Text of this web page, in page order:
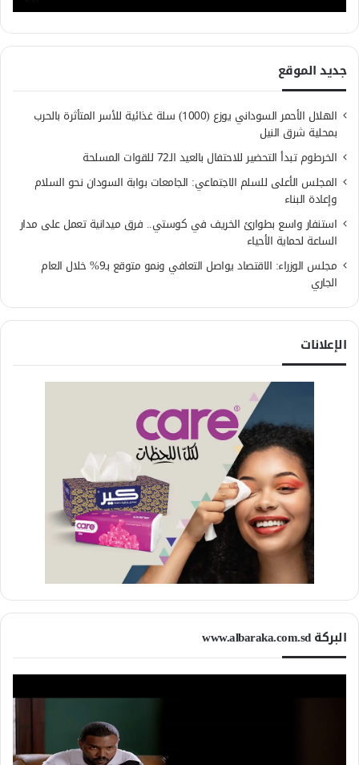
جديد الموقع
الهلال الأحمر السوداني يوزع (1000) سلة غذائية للأسر المتأثرة بالحرب
بمحلية شرق النيل
الخرطوم تبدأ التحضير للاحتفال بالعيد الـ72 للقوات المسلحة
المجلس الأعلى للسلم الاجتماعي: الجامعات بوابة السودان نحو السلام
وإعادة البناء
استنفار واسع بطوارئ الخريف في كوستي.. فرق ميدانية تعمل على مدار
الساعة لحماية الأحياء
مجلس الوزراء: الاقتصاد يواصل التعافي ونمو متوقع بـ9% خلال العام
الجاري
الإعلانات
البركة www.albaraka.com.sd